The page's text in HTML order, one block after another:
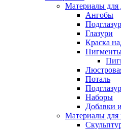
Материалы для
Ангобы
Глазури
Краска
Поталь
Наборы
Добавки
Материалы для